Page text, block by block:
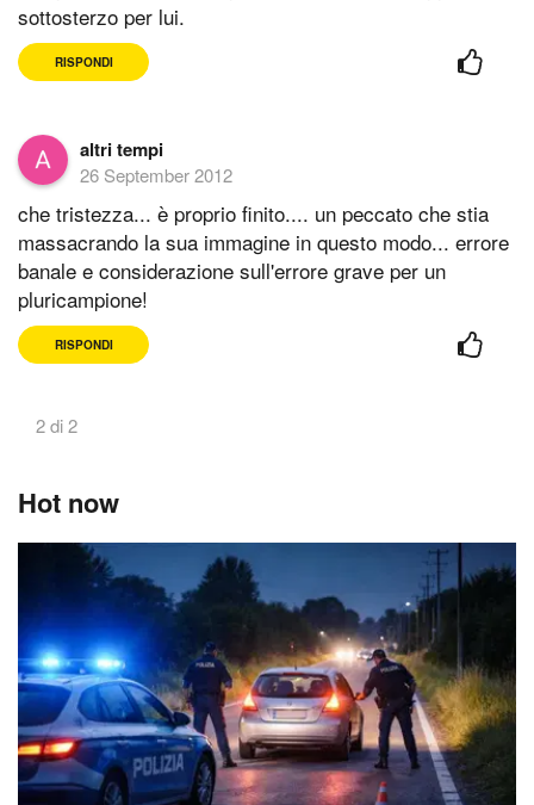
sottosterzo per lui.
RISPONDI
altri tempi
26 September 2012
che tristezza... è proprio finito.... un peccato che stia
massacrando la sua immagine in questo modo... errore
banale e considerazione sull'errore grave per un
pluricampione!
RISPONDI
2 di 2
Hot now